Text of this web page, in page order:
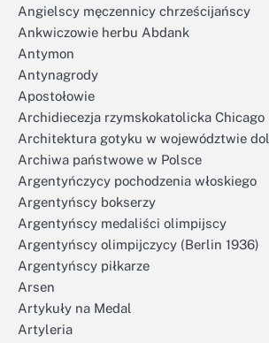
Angielscy męczennicy chrześcijańscy
Ankwiczowie herbu Abdank
Antymon
Antynagrody
Apostołowie
Archidiecezja rzymskokatolicka Chicago
Architektura gotyku w województwie
Archiwa państwowe w Polsce
Argentyńczycy pochodzenia włoskiego
Argentyńscy bokserzy
Argentyńscy medaliści olimpijscy
Argentyńscy olimpijczycy (Berlin 1936)
Argentyńscy piłkarze
Arsen
Artykuły na Medal
Artyleria